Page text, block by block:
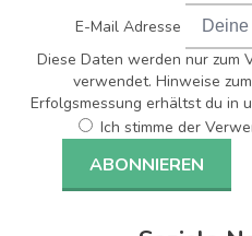
E-Mail Adresse
Diese Daten werden nur zum
verwendet. Hinweise
Erfolgsmessung erhältst du in
Ich stimme der